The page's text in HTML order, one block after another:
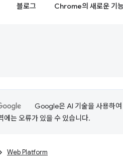
블로그 Chrome의 새로운 기능
Google은 AI 기술을 사용하
에는 오류가 있을 수 있습니다.
Web Platform